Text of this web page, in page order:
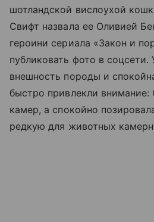
шотландской вислоухой
Свифт назвала ее Оливией
героини сериала «Закон и
публиковать фото в соцсети.
внешность породы и
быстро привлекли внимание:
камер, а спокойно
редкую для животных